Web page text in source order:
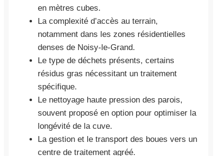
en mètres cubes.
La complexité d’accès au terrain,
notamment dans les zones résidentielles
denses de Noisy-le-Grand.
Le type de déchets présents, certains
résidus gras nécessitant un traitement
spécifique.
Le nettoyage haute pression des parois,
souvent proposé en option pour optimiser la
longévité de la cuve.
La gestion et le transport des boues vers un
centre de traitement agréé.